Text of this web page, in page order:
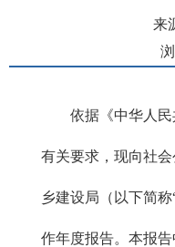
来
依据《中华人
有关要求，现向社
乡建设局（以下简
作年度报告。本报